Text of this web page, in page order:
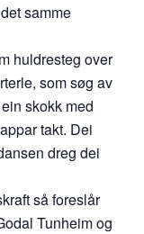
samme
huldresteg over
som søg av
skokk med
takt. Dei
dreg dei
så foreslår
Tunheim og